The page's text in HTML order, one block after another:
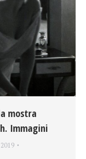
mostra
Immagini